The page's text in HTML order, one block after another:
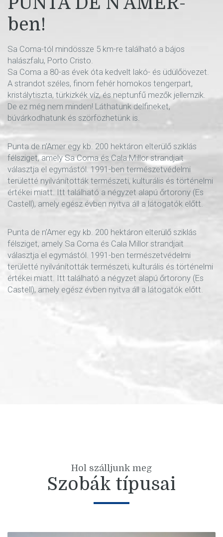
ben!
Sa Coma-tól mindössze 5 km-re található a bájos
halászfalu, Porto Cristo.
Sa Coma a 80-as évek óta kedvelt lakó- és üdülőövezet.
A strandot széles, finom fehér homokos tengerpart,
kristálytiszta, türkizkék víz, és neptunfű mezők jellemzik.
De ez még nem minden! Láthatunk delfineket,
búvárkodhatunk és szörfözhetünk is.
Punta de n’Amer egy kb. 200 hektáron elterülő sziklás
félsziget, amely Sa Coma és Cala Millor strandjait
választja el egymástól. 1991-ben természetvédelmi
területté nyilvánították természeti, kulturális és történelmi
értékei miatt. Itt található a négyzet alapú őrtorony (Es
Castell), amely egész évben nyitva áll a látogatók előtt.
Punta de n’Amer egy kb. 200 hektáron elterülő sziklás
félsziget, amely Sa Coma és Cala Millor strandjait
választja el egymástól. 1991-ben természetvédelmi
területté nyilvánították természeti, kulturális és történelmi
értékei miatt. Itt található a négyzet alapú őrtorony (Es
Castell), amely egész évben nyitva áll a látogatók előtt.
Hol szálljunk meg
Szobák típusai